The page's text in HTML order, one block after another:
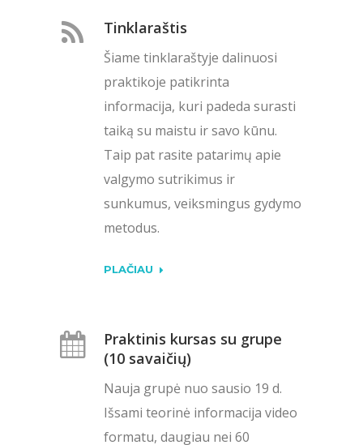
Tinklaraštis
Šiame tinklaraštyje dalinuosi
praktikoje patikrinta
informacija, kuri padeda surasti
taiką su maistu ir savo kūnu.
Taip pat rasite patarimų apie
valgymo sutrikimus ir
sunkumus, veiksmingus gydymo
metodus.
PLAČIAU
Praktinis kursas su grupe
(10 savaičių)
Nauja grupė nuo sausio 19 d.
Išsami teorinė informacija video
formatu, daugiau nei 60